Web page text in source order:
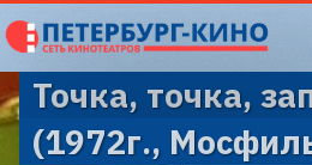
Точка, точка,
(1972г.,